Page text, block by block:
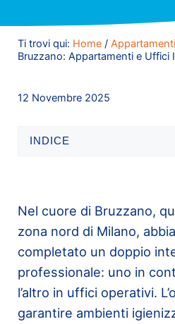
Ti trovi qui: Home / Appartamenti
Bruzzano: Appartamenti e Uffici
12 Novembre 2025
INDICE
Nel cuore di Bruzzano,
zona nord di Milano,
completato un doppio
professionale: uno in
l’altro in uffici operativi.
garantire ambienti